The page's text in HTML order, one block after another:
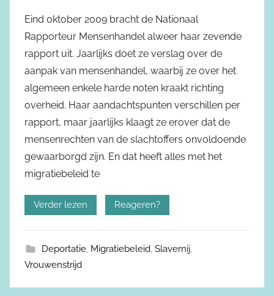
Eind oktober 2009 bracht de Nationaal
Rapporteur Mensenhandel alweer haar zevende
rapport uit. Jaarlijks doet ze verslag over de
aanpak van mensenhandel, waarbij ze over het
algemeen enkele harde noten kraakt richting
overheid. Haar aandachtspunten verschillen per
rapport, maar jaarlijks klaagt ze erover dat de
mensenrechten van de slachtoffers onvoldoende
gewaarborgd zijn. En dat heeft alles met het
migratiebeleid te
Verder lezen Reageren?
Deportatie, Migratiebeleid, Slavernij,
Vrouwenstrijd